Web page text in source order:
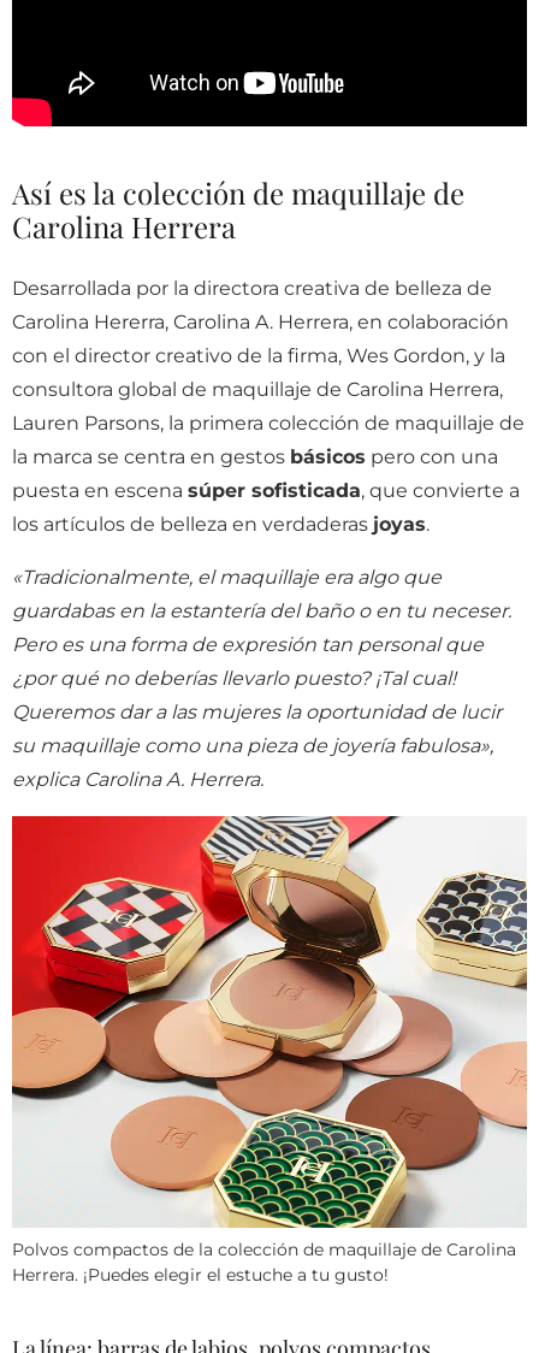
Así es la colección de maquillaje de
Carolina Herrera
Desarrollada por la directora creativa de belleza de
Carolina Hererra, Carolina A. Herrera, en colaboración
con el director creativo de la firma, Wes Gordon, y la
consultora global de maquillaje de Carolina Herrera,
Lauren Parsons, la primera colección de maquillaje de
la marca se centra en gestos básicos pero con una
puesta en escena súper sofisticada, que convierte a
los artículos de belleza en verdaderas joyas.
«Tradicionalmente, el maquillaje era algo que
guardabas en la estantería del baño o en tu neceser.
Pero es una forma de expresión tan personal que
¿por qué no deberías llevarlo puesto? ¡Tal cual!
Queremos dar a las mujeres la oportunidad de lucir
su maquillaje como una pieza de joyería fabulosa»,
explica Carolina A. Herrera.
Polvos compactos de la colección de maquillaje de Carolina
Herrera. ¡Puedes elegir el estuche a tu gusto!